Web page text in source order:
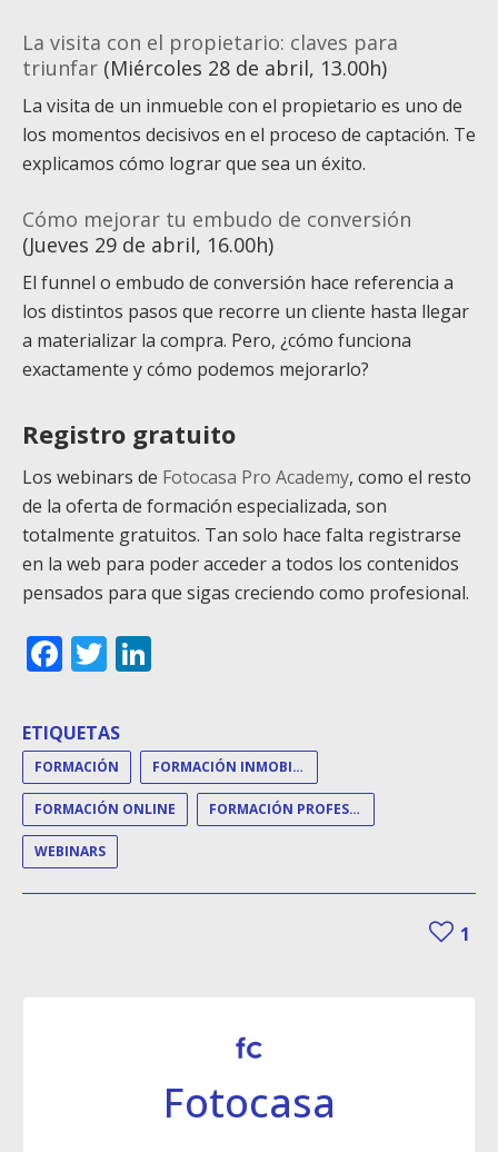
La visita con el propietario: claves para
triunfar (Miércoles 28 de abril, 13.00h)
La visita de un inmueble con el propietario es uno de
los momentos decisivos en el proceso de captación. Te
explicamos cómo lograr que sea un éxito.
Cómo mejorar tu embudo de conversión
(Jueves 29 de abril, 16.00h)
El funnel o embudo de conversión hace referencia a
los distintos pasos que recorre un cliente hasta llegar
a materializar la compra. Pero, ¿cómo funciona
exactamente y cómo podemos mejorarlo?
Registro gratuito
Los webinars de Fotocasa Pro Academy, como el resto
de la oferta de formación especializada, son
totalmente gratuitos. Tan solo hace falta registrarse
en la web para poder acceder a todos los contenidos
pensados para que sigas creciendo como profesional.
Facebook
Twitter
ETIQUETAS
FORMACIÓN FORMACIÓN INMOBILIARIA
FORMACIÓN ONLINE FORMACIÓN PROFESIONALES
WEBINARS
1
Fotocasa